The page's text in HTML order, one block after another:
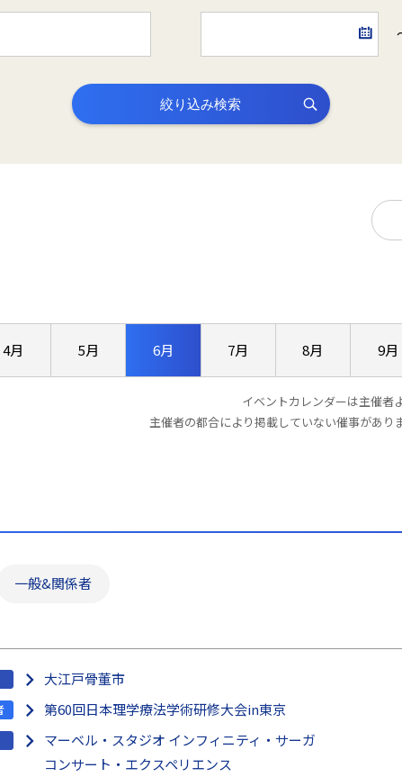
絞り込み検索
4月 5月 6月 7月 8月 9月
イベントカレンダーは主催者
主催者の都合により掲載していない催事があり
一般&関係者
大江戸骨董市
第60回日本理学療法学術研修大会in東京
マーベル・スタジオ インフィニティ・サーガ
コンサート・エクスペリエンス